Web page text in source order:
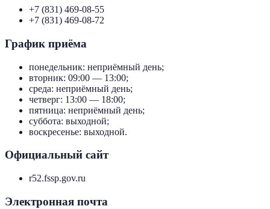
+7 (831) 469-08-55
+7 (831) 469-08-72
График приёма
понедельник: неприёмный день;
вторник: 09:00 — 13:00;
среда: неприёмный день;
четверг: 13:00 — 18:00;
пятница: неприёмный день;
суббота: выходной;
воскресенье: выходной.
Официальный сайт
r52.fssp.gov.ru
Электронная почта